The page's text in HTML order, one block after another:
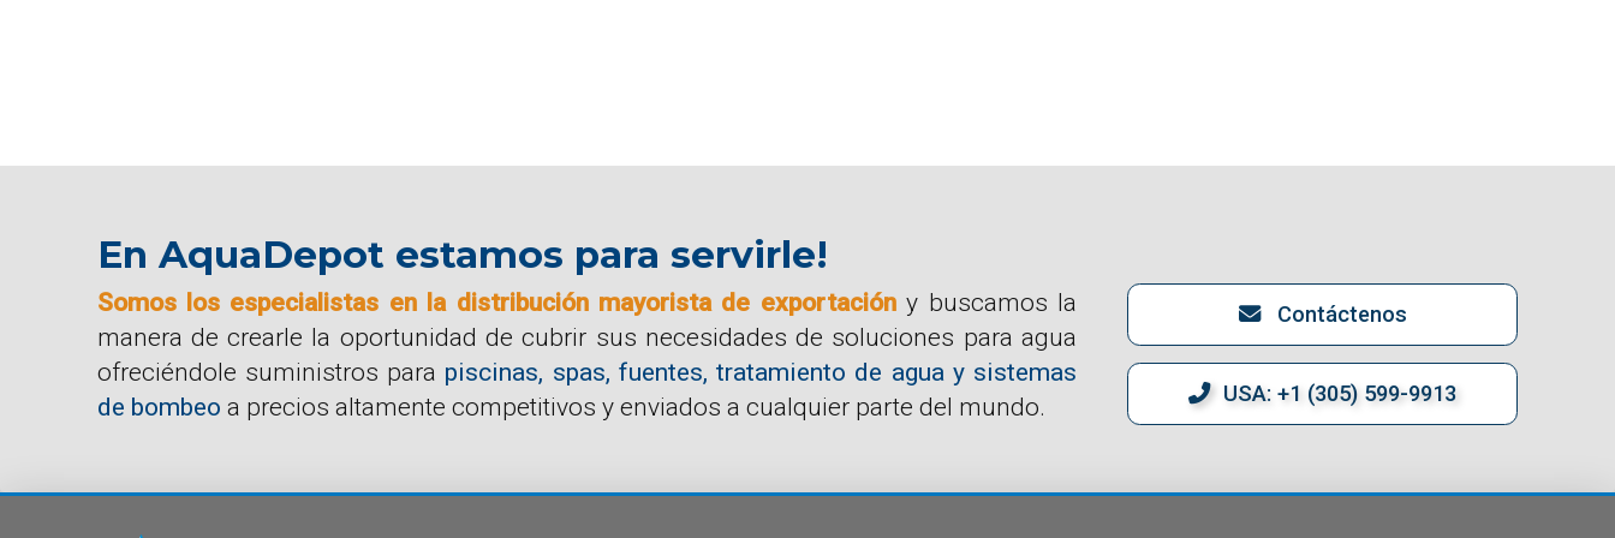
En AquaDepot estamos para servirle!
Somos los especialistas en la distribución mayorista de exportacióny buscamos la
manera de crearle la oportunidad de cubrir sus necesidades de soluciones para agua
ofreciéndole suministros para piscinas, spas, fuentes, tratamiento de agua y sistemas
de bombeo a precios altamente competitivos y enviados a cualquier parte del mundo.
Contáctenos
USA: +1 (305) 599-9913